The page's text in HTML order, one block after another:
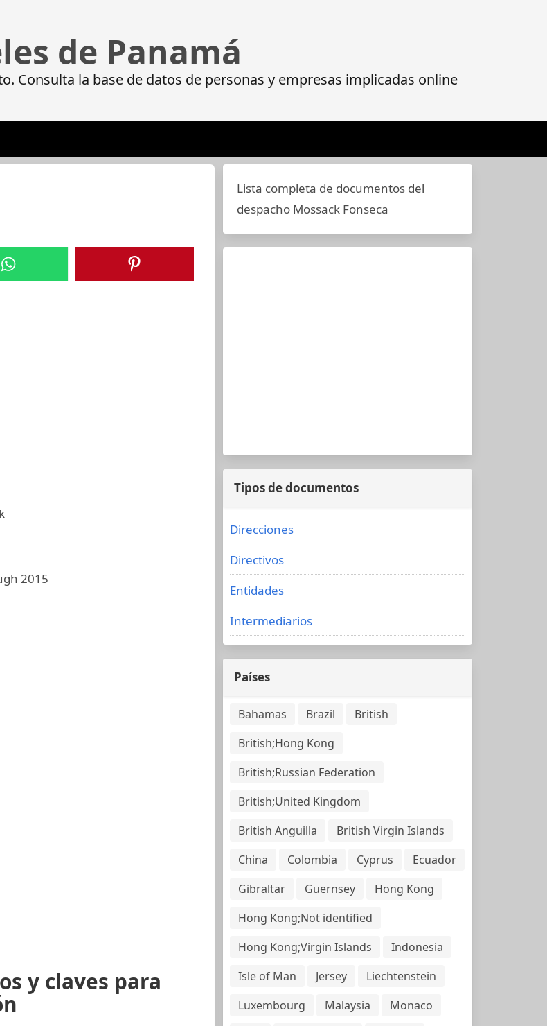
de Panamá
Consulta la base de datos de personas y empresas implicadas online
2015
y claves para
Lista completa de documentos del
despacho Mossack Fonseca
Tipos de documentos
Direcciones
Directivos
Entidades
Intermediarios
Países
Bahamas Brazil
British
British;Hong Kong
British;Russian Federation
British;United Kingdom
British Anguilla
British Virgin Islands
China
Colombia Cyprus
Ecuador
Gibraltar
Guernsey
Hong Kong
Hong Kong;Not identified
Hong Kong;Virgin Islands
Indonesia
Isle of Man
Jersey
Liechtenstein
Luxembourg
Malaysia
Monaco